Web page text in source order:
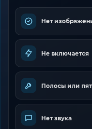
Нет
Не включается
Полосы или
Нет звука